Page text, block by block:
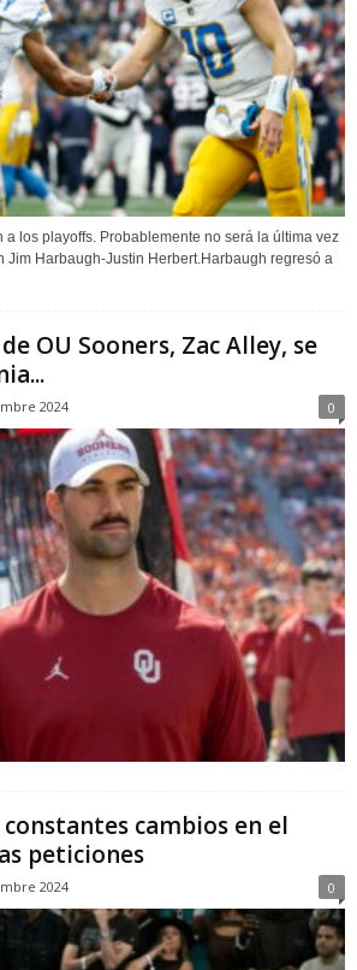
a los playoffs. Probablemente no será la última vez
Jim Harbaugh-Justin Herbert.Harbaugh regresó a
OU Sooners, Zac Alley, se
2024 0
constantes cambios en el
peticiones
2024 0